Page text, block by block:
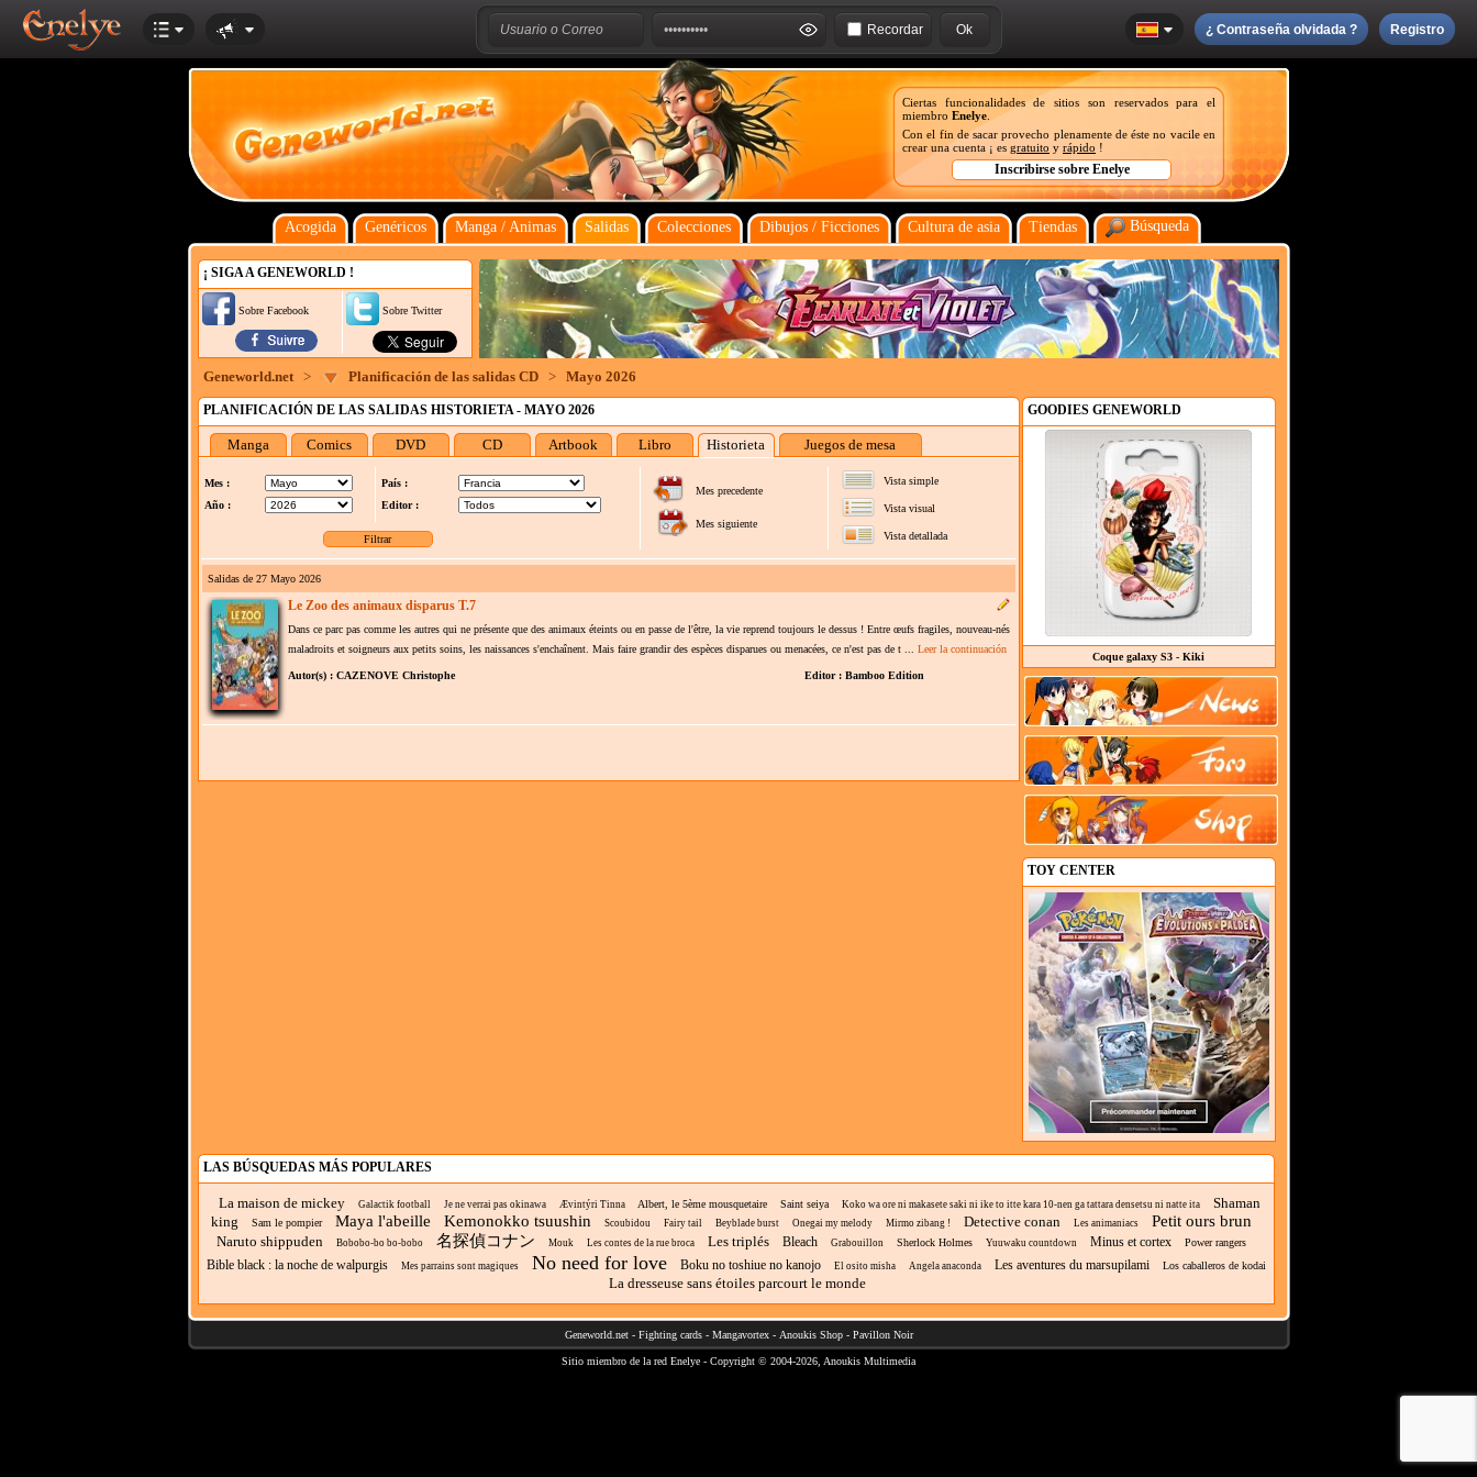
Recordar ¿ Contraseña olvidada ? Registro
Ciertas funcionalidades de sitios son reservados para el
miembro Enelye
Con el fin de sacar provecho plenamente de éste no vacile en
crear una cuenta ¡ es gratuito y rápido !
Acogida Genéricos Manga / Animas Salidas Colecciones Dibujos / Ficciones Cultura de asia Tiendas Búsqueda
¡ SIGA A GENEWORLD !
Sobre Facebook Sobre Twitter
Geneworld.net > Planificación de las salidas CD > Mayo 2026
PLANIFICACIÓN DE LAS SALIDAS HISTORIETA - MAYO 2026
Manga Comics DVD CD Artbook Libro Historieta Juegos de mesa
Mes :
Año :
País :
Editor :
Mes precedente
Mes siguiente
Vista simple
Vista visual
Vista detallada
Salidas de 27 Mayo 2026
Le Zoo des animaux disparus T.7
Dans ce parc pas comme les autres qui ne présente que des animaux éteints ou en passe de l'être, la vie reprend toujours le dessus ! Entre œufs fragiles, nouveau-nés
maladroits et soigneurs aux petits soins, les naissances s'enchaînent. Mais faire grandir des espèces disparues ou menacées, ce n'est pas de t ... Leer la continuación
Autor(s) : CAZENOVE Christophe Editor : Bamboo Edition
GOODIES GENEWORLD
Coque galaxy S3 - Kiki
TOY CENTER
LAS BÚSQUEDAS MÁS POPULARES
La maison de mickey Galactik football Je ne verrai pas okinawa Ævintýri Tinna Albert, le 5ème mousquetaire Saint seiya Koko wa ore ni makasete saki ni ike to itte kara 10-nen ga tattara densetsu ni natte ita
Shaman
king
Sam le pompier Maya l'abeille Kemonokko tsuushin Scoubidou Fairy tail Beyblade burst Onegai my melody Mirmo zibang ! Detective conan Les animaniacs Petit ours brun
Naruto shippuden Bobobo-bo bo-bobo 名探偵コナン Mouk Les contes de la rue broca Les triplés Bleach Grabouillon Sherlock Holmes Yuuwaku countdown Minus et cortex Power rangers
Bible black : la noche de walpurgis Mes parrains sont magiques No need for love Boku no toshiue no kanojo El osito misha Angela anaconda Les aventures du marsupilami Los caballeros de kodai
La dresseuse sans étoiles parcourt le monde
Geneworld.net- Fighting cards- Mangavortex- Anoukis Shop- Pavillon Noir
Sitio miembro de la red Enelye - Copyright © 2004-2026, Anoukis Multimedia